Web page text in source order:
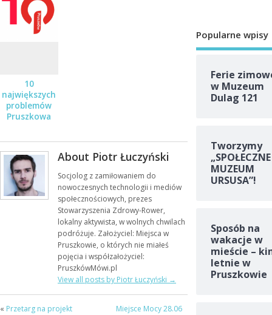
10
największych
problemów
Pruszkowa
About Piotr Łuczyński
Socjolog z zamiłowaniem do
nowoczesnych technologii i mediów
społecznościowych, prezes
Stowarzyszenia Zdrowy-Rower,
lokalny aktywista, w wolnych chwilach
podróżuje. Założyciel: Miejsca w
Pruszkowie, o których nie miałeś
pojęcia i współzałożyciel:
PruszkówMówi.pl
View all posts by Piotr Łuczyński →
« Przetarg na projekt
Miejsce Mocy 28.06
Popularne wpisy
Ferie
w Muzeum
Dulag 121
Tworzymy
„SPOŁECZNE
MUZEUM
URSUSA”!
Sposób na
wakacje w
mieście –
letnie w
Pruszkowie